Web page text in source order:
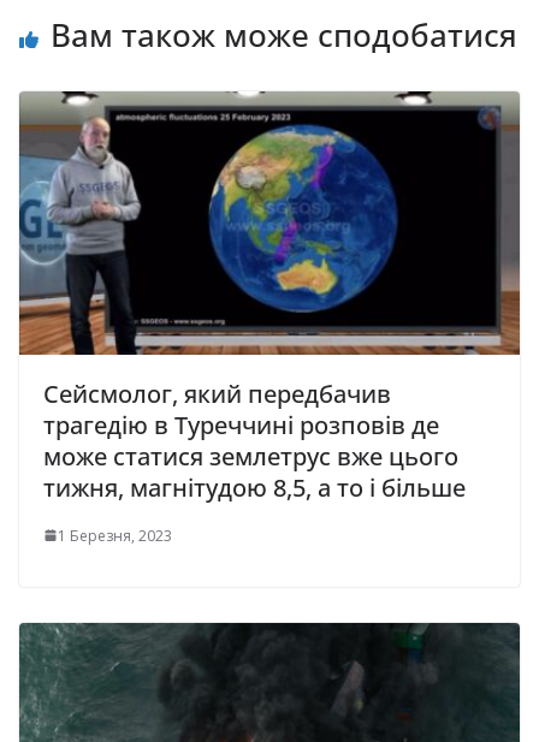
Вам також може сподобатися
Сейсмолог, який передбачив
трагедію в Туреччині розповів де
може статися землетрус вже цього
тижня, магнітудою 8,5, а то і більше
1 Березня, 2023